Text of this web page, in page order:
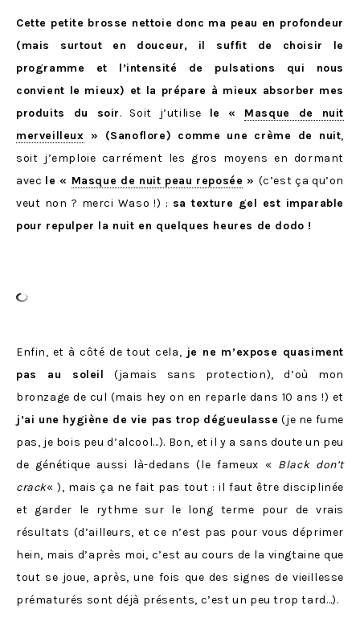
Cette petite brosse nettoie donc ma peau en profondeur
(mais surtout en douceur, il suffit de choisir le
programme et l’intensité de pulsations qui nous
convient le mieux) et la prépare à mieux absorber mes
produits du soir. Soit j’utilise le « Masque de nuit
merveilleux » (Sanoflore) comme une crème de nuit,
soit j’emploie carrément les gros moyens en dormant
avec le « Masque de nuit peau reposée » (c’est ça qu’on
veut non ? merci Waso !) : sa texture gel est imparable
pour repulper la nuit en quelques heures de dodo !
Enfin, et à côté de tout cela, je ne m’expose quasiment
pas au soleil (jamais sans protection), d’où mon
bronzage de cul (mais hey on en reparle dans 10 ans !) et
j’ai une hygiène de vie pas trop dégueulasse (je ne fume
pas, je bois peu d’alcool…). Bon, et il y a sans doute un peu
de génétique aussi là-dedans (le fameux « Black don’t
crack« ), mais ça ne fait pas tout : il faut être disciplinée
et garder le rythme sur le long terme pour de vrais
résultats (d’ailleurs, et ce n’est pas pour vous déprimer
hein, mais d’après moi, c’est au cours de la vingtaine que
tout se joue, après, une fois que des signes de vieillesse
prématurés sont déjà présents, c’est un peu trop tard…).